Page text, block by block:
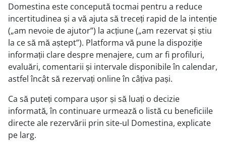
Domestina este concepută tocmai pentru a reduce
incertitudinea și a vă ajuta să treceți rapid de la intenție
(„am nevoie de ajutor”) la acțiune („am rezervat și știu
la ce să mă aștept”). Platforma vă pune la dispoziție
informații clare despre menajere, cum ar fi profiluri,
evaluări, comentarii și intervale disponibile în calendar,
astfel încât să rezervați online în câțiva pași.
Ca să puteți compara ușor și să luați o decizie
informată, în continuare urmează o listă cu beneficiile
directe ale rezervării prin site-ul Domestina, explicate
pe larg.